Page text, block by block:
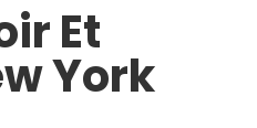
Et
York